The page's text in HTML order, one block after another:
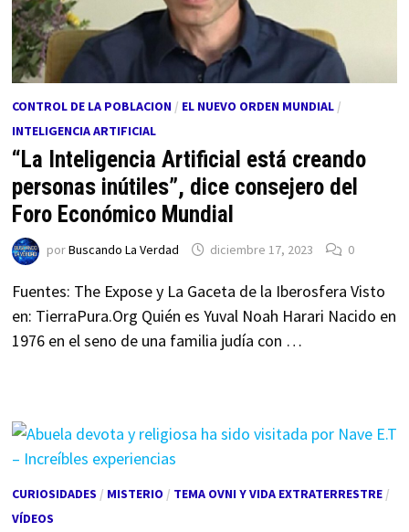
CONTROL DE LA POBLACION/ EL NUEVO ORDEN MUNDIAL/
INTELIGENCIA ARTIFICIAL
“La Inteligencia Artificial está creando
personas inútiles”, dice consejero del
Foro Económico Mundial
porBuscando La Verdad diciembre 17, 2023 0
Fuentes: The Expose y La Gaceta de la Iberosfera Visto
en: TierraPura.Org Quién es Yuval Noah Harari Nacido en
1976 en el seno de una familia judía con …
CURIOSIDADES / MISTERIO / TEMA OVNI Y VIDA EXTRATERRESTRE/
VÍDEOS